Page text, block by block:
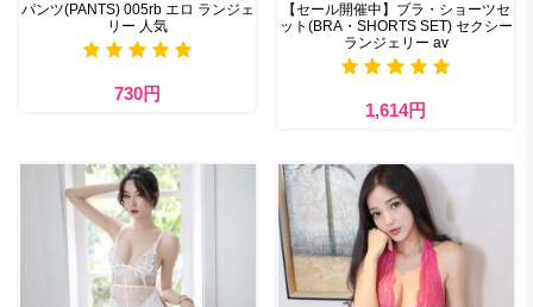
パンツ(PANTS) 005rb エロ ランジェ
リー 人気
730円
【セール開催中】ブラ・ショーツセ
ット(BRA・SHORTS SET) セクシー
ランジェリー av
1,614円